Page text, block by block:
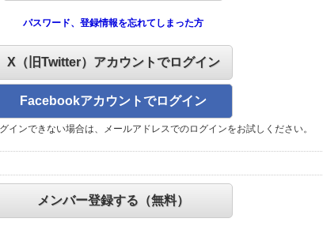
パスワード、登録情報を忘れてしまった方
X（旧Twitter）アカウントでログイン
Facebookアカウントでログイン
インできない場合は、メールアドレスでのログインをお試しください。
メンバー登録する（無料）